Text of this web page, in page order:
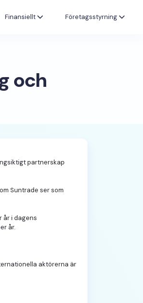
Finansiellt Företagsstyrning
och
partnerskap
Suntrade ser som
år i dagens
år.
aktörerna är